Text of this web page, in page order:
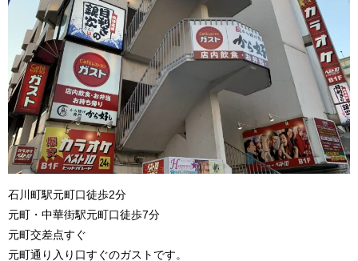
石川町駅元町口徒歩2分
元町・中華街駅元町口徒歩7分
元町交差点すぐ
元町通り入り口すぐのガストです。